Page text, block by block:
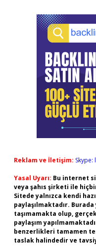
Reklam ve İletişim: Skype:
Yasal Uyarı: Bu internet
veya şahıs şirketi ile
Sitede yalnızca kendi
paylaşılmaktadır.
taşımamakta olup,
paylaşım
benzerlikleri tamamen
taslak halindedir ve